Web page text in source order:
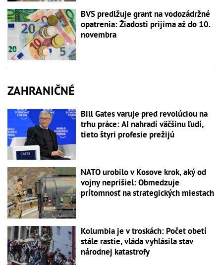
BVS predlžuje grant na vodozádržné
opatrenia: Žiadosti prijíma až do 10.
novembra
ZAHRANIČNÉ
Bill Gates varuje pred revolúciou na
trhu práce: AI nahradí väčšinu ľudí,
tieto štyri profesie prežijú
NATO urobilo v Kosove krok, aký od
vojny neprišiel: Obmedzuje
prítomnosť na strategických miestach
Kolumbia je v troskách: Počet obetí
stále rastie, vláda vyhlásila stav
národnej katastrofy